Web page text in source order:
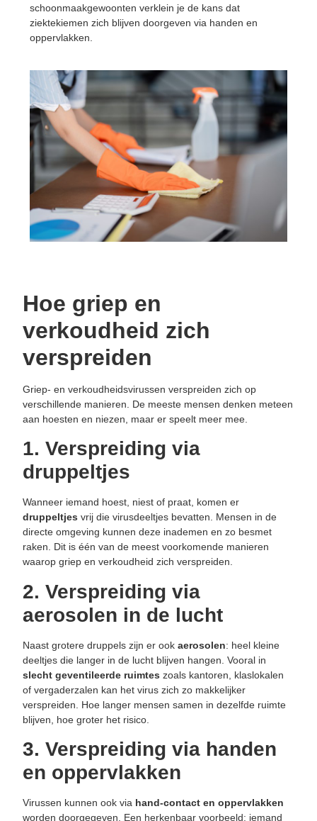
schoonmaakgewoonten verklein je de kans dat
ziektekiemen zich blijven doorgeven via handen en
oppervlakken.
Hoe griep en
verkoudheid zich
verspreiden
Griep- en verkoudheidsvirussen verspreiden zich op
verschillende manieren. De meeste mensen denken meteen
aan hoesten en niezen, maar er speelt meer mee.
1. Verspreiding via
druppeltjes
Wanneer iemand hoest, niest of praat, komen er
druppeltjes vrij die virusdeeltjes bevatten. Mensen in de
directe omgeving kunnen deze inademen en zo besmet
raken. Dit is één van de meest voorkomende manieren
waarop griep en verkoudheid zich verspreiden.
2. Verspreiding via
aerosolen in de lucht
Naast grotere druppels zijn er ookaerosolen: heel kleine
deeltjes die langer in de lucht blijven hangen. Vooral in
slecht geventileerde ruimtes zoals kantoren, klaslokalen
of vergaderzalen kan het virus zich zo makkelijker
verspreiden. Hoe langer mensen samen in dezelfde ruimte
blijven, hoe groter het risico.
3. Verspreiding via handen
en oppervlakken
Virussen kunnen ook via hand-contact en oppervlakken
worden doorgegeven. Een herkenbaar voorbeeld: iemand